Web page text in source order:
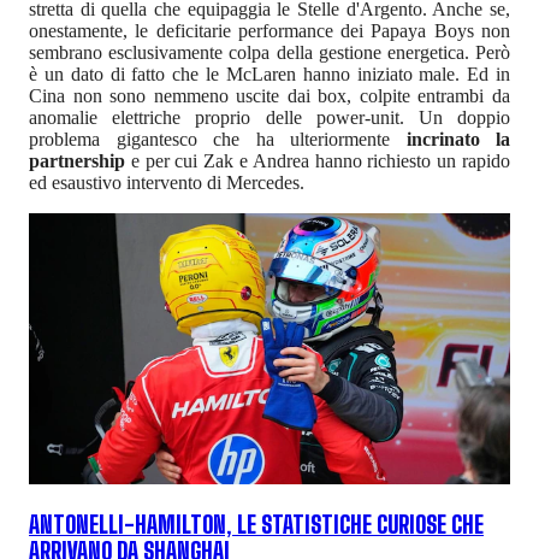
stretta di quella che equipaggia le Stelle d'Argento. Anche se,
onestamente, le deficitarie performance dei Papaya Boys non
sembrano esclusivamente colpa della gestione energetica. Però
è un dato di fatto che le McLaren hanno iniziato male. Ed in
Cina non sono nemmeno uscite dai box, colpite entrambi da
anomalie elettriche proprio delle power-unit. Un doppio
problema gigantesco che ha ulteriormente incrinato la
partnership e per cui Zak e Andrea hanno richiesto un rapido
ed esaustivo intervento di Mercedes.
ANTONELLI-HAMILTON, LE STATISTICHE CURIOSE CHE
ARRIVANO DA SHANGHAI